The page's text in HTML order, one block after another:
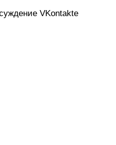
VKontakte